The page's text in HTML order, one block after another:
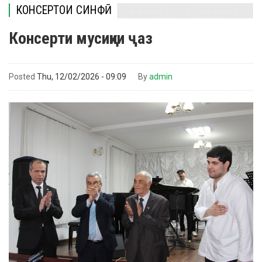
КОНСЕРТҲОИ СИНФӢ
Консерти мусиқии ҷаз
Posted Thu, 12/02/2026 - 09:09 Byadmin